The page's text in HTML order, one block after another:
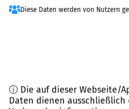
Diese Daten werden von Nutzern
ⓘ Die auf dieser Webseite/
Daten dienen ausschließlich